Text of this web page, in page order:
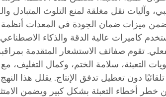
وآليات نقل مغلقة لمنع التلوث المتبادل
ميزات ضمان الجودة في المعدات
كاميرات عالية الدقة والذكاء
تقوم صفائف الاستشعار المتقدمة
التعبئة، سلامة الختم، وكمال التغليف،
تلقائيًا دون تعطيل تدفق الإنتاج. يقلل هذا
خطر أخطاء التعبئة بشكل كبير ويضمن